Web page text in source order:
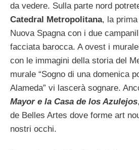
da vedere. Sulla parte nord
Catedral Metropolitana, la
Nuova Spagna con i due
facciata barocca. A ovest i
con le immagini della storia del
murale “Sogno di una domenica
Alameda” vi lascerà sognare.
Mayor e la Casa de los Azulejos
de Belles Artes dove forme art
nostri occhi.